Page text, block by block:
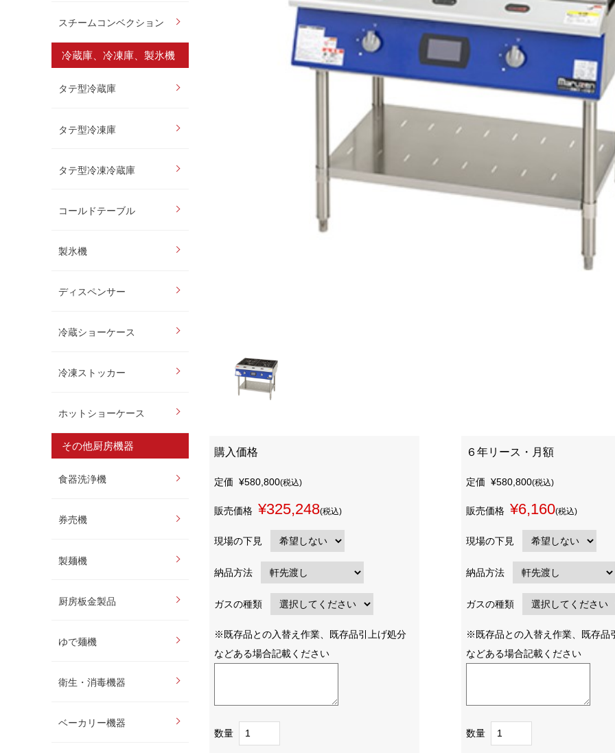
スチームコンベクション
冷蔵庫、冷凍庫、製氷機
タテ型冷蔵庫
タテ型冷凍庫
タテ型冷凍冷蔵庫
コールドテーブル
製氷機
ディスペンサー
冷蔵ショーケース
冷凍ストッカー
ホットショーケース
その他厨房機器
食器洗浄機
券売機
製麺機
厨房板金製品
ゆで麺機
衛生・消毒機器
ベーカリー機器
購入価格
定価 ¥580,800(税込)
販売価格 ¥325,248(税込)
現場の下見
納品方法
ガスの種類
※既存品との入替え作業、既存品引上げ処分
などある場合記載ください
数量
６年リース・月額
定価 ¥580,800(税込)
販売価格 ¥6,160(税込)
現場の下見
納品方法
ガスの種類
※既存品との入替え作業、既存品
などある場合記載ください
数量